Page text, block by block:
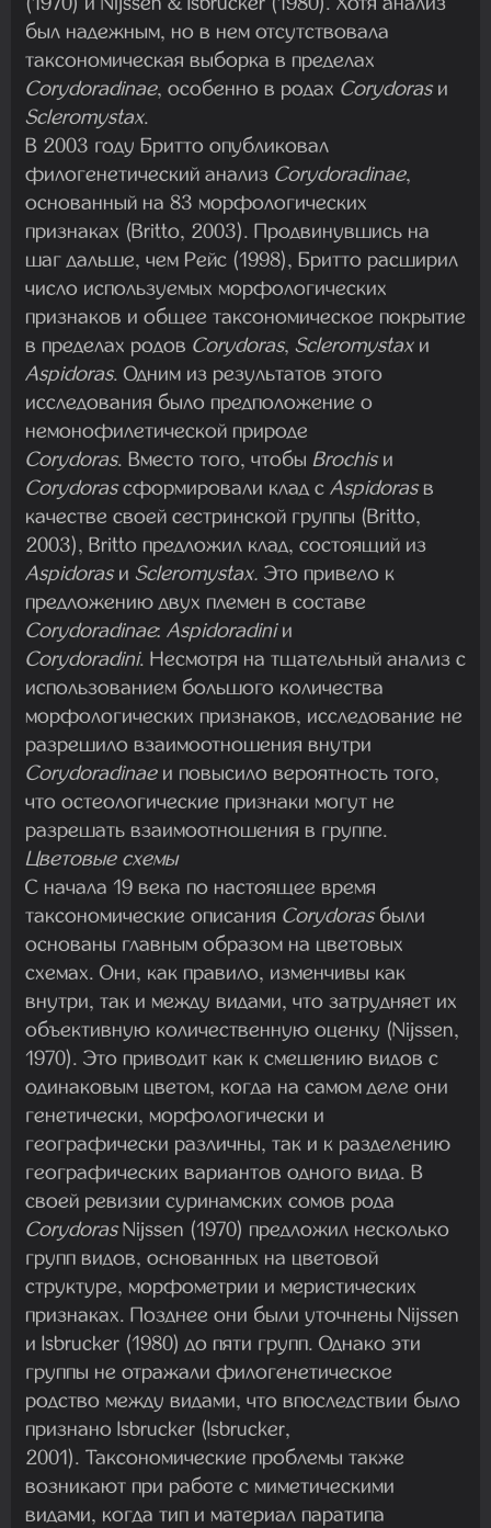
был надежным, но в нем отсутствовала
таксономическая выборка в пределах
Corydoradinae, особенно в родах Corydorasи
Scleromystax.
В 2003 году Бритто опубликовал
филогенетический анализ Corydoradinae,
основанный на 83 морфологических
признаках (Britto, 2003). Продвинувшись на
шаг дальше, чем Рейс (1998), Бритто расширил
число используемых морфологических
признаков и общее таксономическое покрытие
в пределах родов Corydoras, Scleromystax и
Aspidoras. Одним из результатов этого
исследования было предположение о
немонофилетической природе
Corydoras. Вместо того, чтобы Brochisи
Corydorasсформировали клад с Aspidorasв
качестве своей сестринской группы (Britto,
2003), Britto предложил клад, состоящий из
Aspidorasи Scleromystax. Это привело к
предложению двух племен в составе
Corydoradinae: Aspidoradiniи
Corydoradini. Несмотря на тщательный анализ с
использованием большого количества
морфологических признаков, исследование не
разрешило взаимоотношения внутри
Corydoradinae и повысило вероятность того,
что остеологические признаки могут не
разрешать взаимоотношения в группе.
Цветовые схемы
С начала 19 века по настоящее время
таксономические описания Corydorasбыли
основаны главным образом на цветовых
схемах. Они, как правило, изменчивы как
внутри, так и между видами, что затрудняет их
объективную количественную оценку (Nijssen,
1970). Это приводит как к смешению видов с
одинаковым цветом, когда на самом деле они
генетически, морфологически и
географически различны, так и к разделению
географических вариантов одного вида. В
своей ревизии суринамских сомов рода
CorydorasNijssen (1970) предложил несколько
групп видов, основанных на цветовой
структуре, морфометрии и меристических
признаках. Позднее они были уточнены Nijssen
и Isbrucker (1980) до пяти групп. Однако эти
группы не отражали филогенетическое
родство между видами, что впоследствии было
признано Isbrucker (Isbrucker,
2001). Таксономические проблемы также
возникают при работе с миметическими
видами, когда тип и материал паратипа